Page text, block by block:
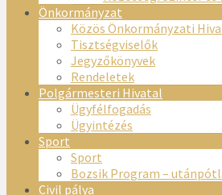
Önkormányzat
Közös Önkormányzati
Tisztségviselők
Jegyzőkönyvek
Rendeletek
Polgármesteri Hivatal
Ügyfélfogadás
Ügyintézés
Sport
Sport
Bozsik Program –
Civil pálya